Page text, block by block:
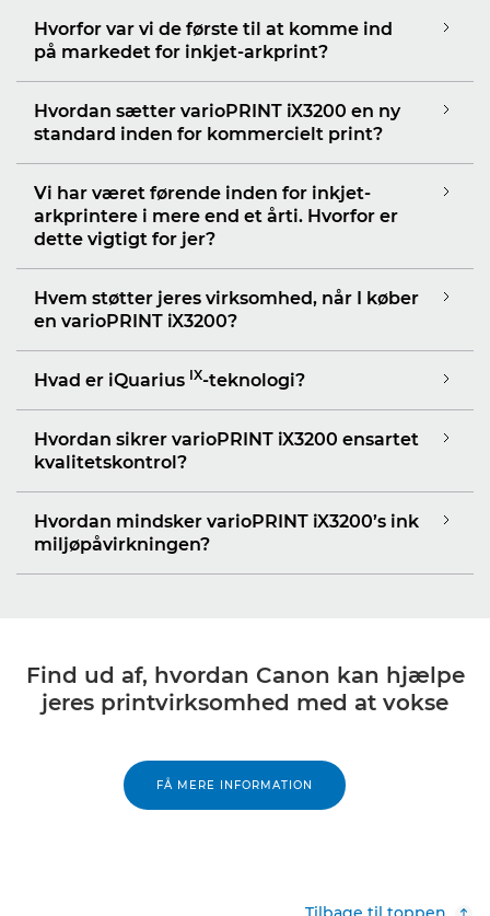
Hvorfor var vi de første til at komme ind
på markedet for inkjet-arkprint?
Hvordan sætter varioPRINT iX3200 en ny
standard inden for kommercielt print?
Vi har været førende inden for inkjet-
arkprintere i mere end et årti. Hvorfor er
dette vigtigt for jer?
Hvem støtter jeres virksomhed, når I køber
en varioPRINT iX3200?
Hvad er iQuarius IX-teknologi?
Hvordan sikrer varioPRINT iX3200 ensartet
kvalitetskontrol?
Hvordan mindsker varioPRINT iX3200’s ink
miljøpåvirkningen?
Find ud af, hvordan Canon kan hjælpe
jeres printvirksomhed med at vokse
FÅ MERE INFORMATION